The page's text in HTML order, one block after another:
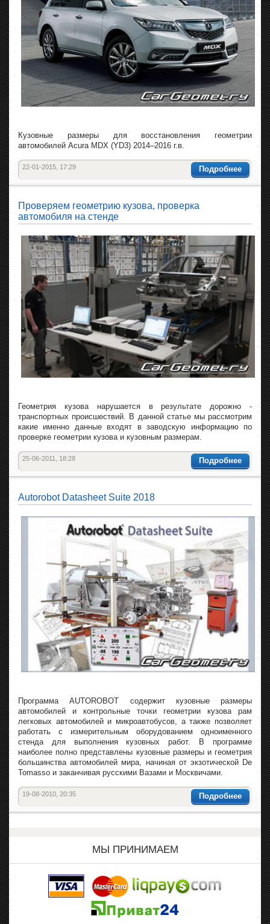
Кузовные размеры для восстановления геометрии
автомобилей Acura MDX (YD3) 2014–2016 г.в.
Подробнее
22-01-2015, 17:29
Проверяем геометрию кузова, проверка
автомобиля на стенде
Геометрия кузова нарушается в результате дорожно -
транспортных происшествий. В данной статье мы рассмотрим
какие именно данные входят в заводскую информацию по
проверке геометрии кузова и кузовным размерам.
Подробнее
25-06-2011, 18:28
Autorobot Datasheet Suite 2018
Программа AUTOROBOT содержит кузовные размеры
автомобилей и контрольные точки геометрии кузова рам
легковых автомобилей и микроавтобусов, а также позволяет
работать с измерительным оборудованием одноименного
стенда для выполнения кузовных работ. В программе
наиболее полно представлены кузовные размеры и геометрия
большинства автомобилей мира, начиная от экзотической De
Tomasso и заканчивая русскими Вазами и Москвичами.
Подробнее
19-08-2010, 20:35
МЫ ПРИНИМАЕМ